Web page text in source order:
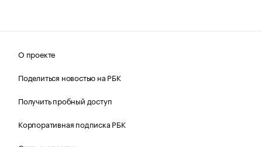
О проекте
Поделиться новостью на РБК
Получить пробный доступ
Корпоративная подписка РБК